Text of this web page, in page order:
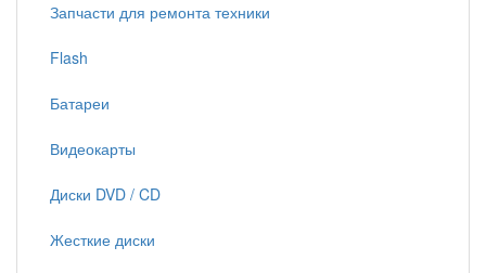
Запчасти для ремонта техники
Flash
Батареи
Видеокарты
Диски DVD / CD
Жесткие диски